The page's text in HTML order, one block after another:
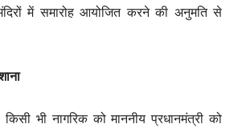
में समारोह आयोजित करने की अनुमति से
किसी भी नागरिक को माननीय प्रधानमंत्री को